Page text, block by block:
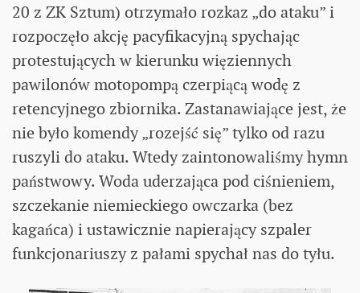
20 z ZK Sztum) otrzymało rozkaz „do ataku” i
rozpoczęło akcję pacyfikacyjną spychając
protestujących w kierunku więziennych
pawilonów motopompą czerpiącą wodę z
retencyjnego zbiornika. Zastanawiające jest, że
nie było komendy „rozejść się” tylko od razu
ruszyli do ataku. Wtedy zaintonowaliśmy hymn
państwowy. Woda uderzająca pod ciśnieniem,
szczekanie niemieckiego owczarka (bez
kagańca) i ustawicznie napierający szpaler
funkcjonariuszy z pałami spychał nas do tyłu.